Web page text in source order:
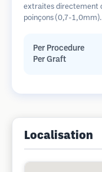
extraites directement
poinçons (0,7-
guérison plus rapide
en bandelette.
Per Procedure
Per Graft
Localisation